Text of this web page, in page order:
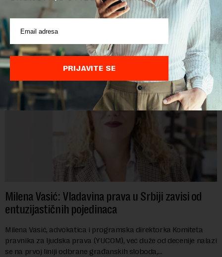
Milena Vasić: Vladavina prava u Srbiji zavisi od
entuzijastičnih pojedinaca
Milena Vasić, advokatica i programska direktorka Komiteta
pravnika za ljudska prava (YUCOM), već duže od decenije nalazi
se na prvoj liniji odbrane građanskih sloboda,
PRIJAVITE SE